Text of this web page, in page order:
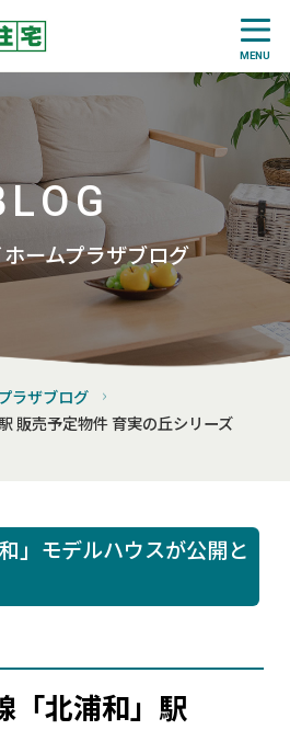
ームプラザブログ
ラザブログ
販売予定物件 育実の丘シリーズ
」モデルハウスが公開と
「北浦和」駅